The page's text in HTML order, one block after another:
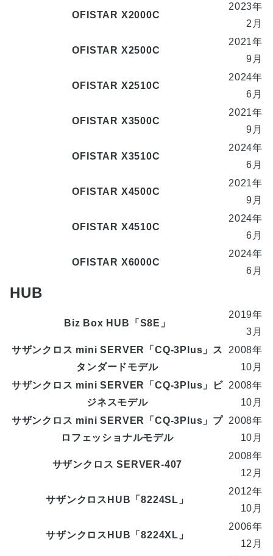
OFISTAR X2000C
2023年
2月
OFISTAR X2500C
2021年
9月
OFISTAR X2510C
2024年
6月
OFISTAR X3500C
2021年
9月
OFISTAR X3510C
2024年
6月
OFISTAR X4500C
2021年
9月
OFISTAR X4510C
2024年
6月
OFISTAR X6000C
2024年
6月
HUB
Biz Box HUB「S8E」
2019年
3月
サザンクロス mini SERVER「CQ-3Plus」ス
タンダードモデル
2008年
10月
サザンクロス mini SERVER「CQ-3Plus」ビ
ジネスモデル
2008年
10月
サザンクロス mini SERVER「CQ-3Plus」プ
ロフェッショナルモデル
2008年
10月
サザンクロス SERVER-407
2008年
12月
サザンクロスHUB「8224SL」
2012年
10月
サザンクロスHUB「8224XL」
2006年
12月